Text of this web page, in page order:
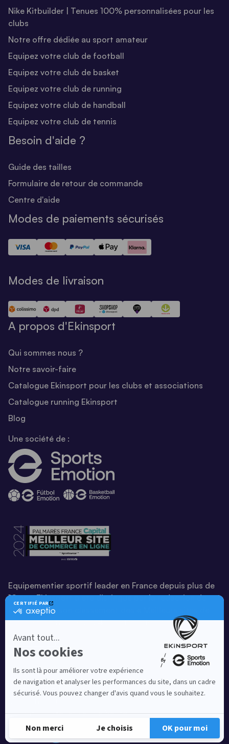
Nike Kitbuilder | Tenues 100% personnalisées pour les
clubs
Notre offre dédiée au sport amateur
Equipez votre club de football
Equipez votre club de basket
Equipez votre club de running
Equipez votre club de handball
Equipez votre club de tennis
Besoin d'aide ?
Guide des tailles
Formulaire de retour de commande
Centre d'aide
Modes de paiements sécurisés
Modes de livraison
A propos d'Ekinsport
Qui sommes nous ?
Notre savoir-faire
Catalogue Ekinsport pour les clubs et associations
Catalogue running Ekinsport
Blog
Une société de :
Equipementier sportif leader en France depuis plus de
10 ans, Ekinsport a été distingué par la rédaction de
Capital dans son classement des « Meilleurs sites de
commerce en ligne 2024 », catégorie Sportswear.
En savoir plus
© EKINSPORT 2026
Conditions Générales de Vente
Paramètres de cookies